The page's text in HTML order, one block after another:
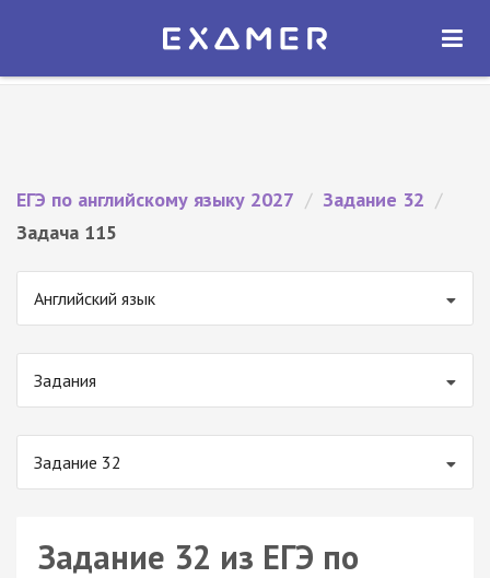
Экзамер — ЕГЭ 2027
ОТКРЫТЬ
ЕГЭ по английскому языку 2027 / Задание 32 /
Задача 115
Английский язык
Задания
Задание 32
Задание 32 из ЕГЭ по